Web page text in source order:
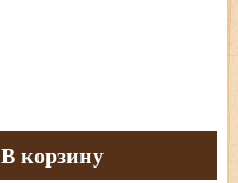
В корзину